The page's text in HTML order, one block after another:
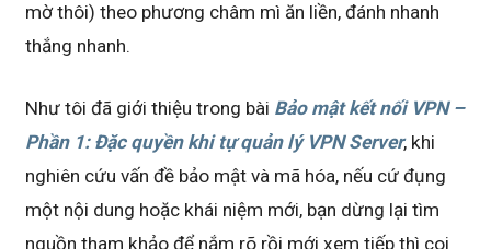
mờ thôi) theo phương châm mì ăn liền, đánh nhanh
thắng nhanh.
Như tôi đã giới thiệu trong bài Bảo mật kết nối VPN –
Phần 1: Đặc quyền khi tự quản lý VPN Server, khi
nghiên cứu vấn đề bảo mật và mã hóa, nếu cứ đụng
một nội dung hoặc khái niệm mới, bạn dừng lại tìm
nguồn tham khảo để nắm rõ rồi mới xem tiếp thì coi